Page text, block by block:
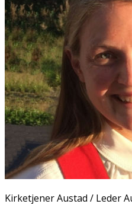
Kirketjener Austad / Leder